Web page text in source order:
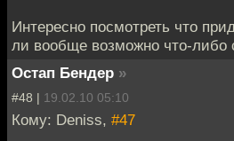
Интересно посмотреть что
ли вообще возможно что-либо
Остап Бендер »
#48 | 19.02.10 05:10
Кому: Deniss, #47